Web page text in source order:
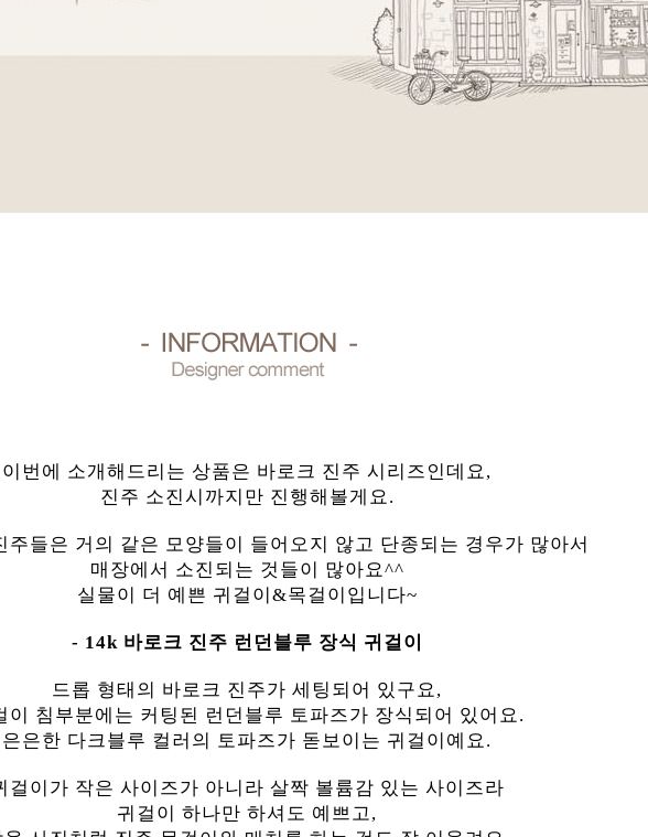
이번에 소개해드리는 상품은 바로크 진주 시리즈인데요,
진주 소진시까지만 진행해볼게요.
주들은 거의 같은 모양들이 들어오지 않고 단종되는 경우가 많아서
매장에서 소진되는 것들이 많아요^^
실물이 더 예쁜 귀걸이&목걸이입니다~
- 14k 바로크 진주 런던블루 장식 귀걸이
드롭 형태의 바로크 진주가 세팅되어 있구요,
이 침부분에는 커팅된 런던블루 토파즈가 장식되어 있어요.
은은한 다크블루 컬러의 토파즈가 돋보이는 귀걸이예요.
걸이가 작은 사이즈가 아니라 살짝 볼륨감 있는 사이즈라
귀걸이 하나만 하셔도 예쁘고,